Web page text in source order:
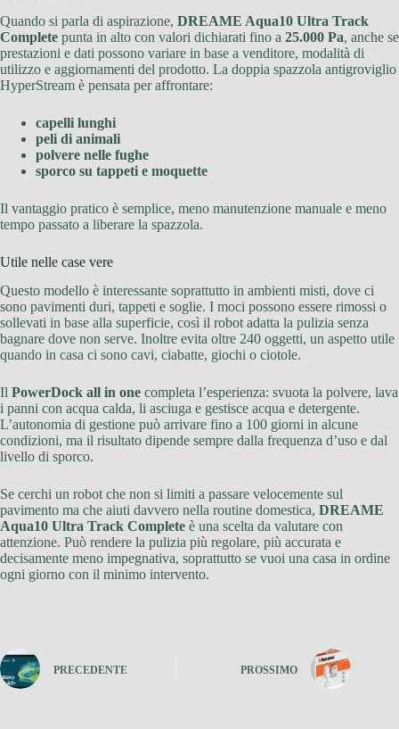
Quando si parla di aspirazione, DREAME Aqua10 Ultra Track
Complete punta in alto con valori dichiarati fino a 25.000 Pa, anche se
prestazioni e dati possono variare in base a venditore, modalità di
utilizzo e aggiornamenti del prodotto. La doppia spazzola antigroviglio
HyperStream è pensata per affrontare:
capelli lunghi
peli di animali
polvere nelle fughe
sporco su tappeti e moquette
Il vantaggio pratico è semplice, meno manutenzione manuale e meno
tempo passato a liberare la spazzola.
Utile nelle case vere
Questo modello è interessante soprattutto in ambienti misti, dove ci
sono pavimenti duri, tappeti e soglie. I moci possono essere rimossi o
sollevati in base alla superficie, così il robot adatta la pulizia senza
bagnare dove non serve. Inoltre evita oltre 240 oggetti, un aspetto utile
quando in casa ci sono cavi, ciabatte, giochi o ciotole.
Il PowerDock all in one completa l’esperienza: svuota la polvere, lava
i panni con acqua calda, li asciuga e gestisce acqua e detergente.
L’autonomia di gestione può arrivare fino a 100 giorni in alcune
condizioni, ma il risultato dipende sempre dalla frequenza d’uso e dal
livello di sporco.
Se cerchi un robot che non si limiti a passare velocemente sul
pavimento ma che aiuti davvero nella routine domestica, DREAME
Aqua10 Ultra Track Complete è una scelta da valutare con
attenzione. Può rendere la pulizia più regolare, più accurata e
decisamente meno impegnativa, soprattutto se vuoi una casa in ordine
ogni giorno con il minimo intervento.
PRECEDENTE PROSSIMO